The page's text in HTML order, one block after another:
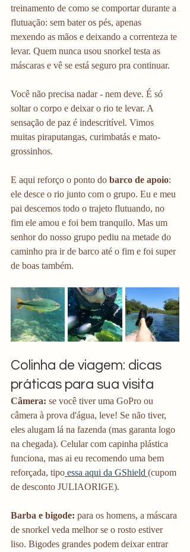
treinamento de como se comportar durante a
flutuação: sem bater os pés, apenas
mexendo as mãos e deixando a correnteza te
levar. Quem nunca usou snorkel testa as
máscaras e vê se está seguro pra continuar.
Você não precisa nadar - nem deve. É só
soltar o corpo e deixar o rio te levar. A
sensação de paz é indescritível. Vimos
muitas piraputangas, curimbatás e mato-
grossinhos.
E aqui reforço o ponto do barco de apoio:
ele desce o rio junto com o grupo. Eu e meu
pai descemos todo o trajeto flutuando, no
fim ele amou e foi bem tranquilo. Mas um
senhor do nosso grupo pediu na metade do
caminho pra ir de barco até o fim e foi super
de boas também.
Colinha de viagem: dicas
práticas para sua visita
Câmera: se você tiver uma GoPro ou
câmera à prova d'água, leve! Se não tiver,
eles alugam lá na fazenda (mas garanta logo
na chegada). Celular com capinha plástica
funciona, mas ai eu recomendo uma bem
reforçada, tipo essa aqui da GShield (cupom
de desconto JULIAORIGE).
Barba e bigode: para os homens, a máscara
de snorkel veda melhor se o rosto estiver
liso. Bigodes grandes podem deixar entrar